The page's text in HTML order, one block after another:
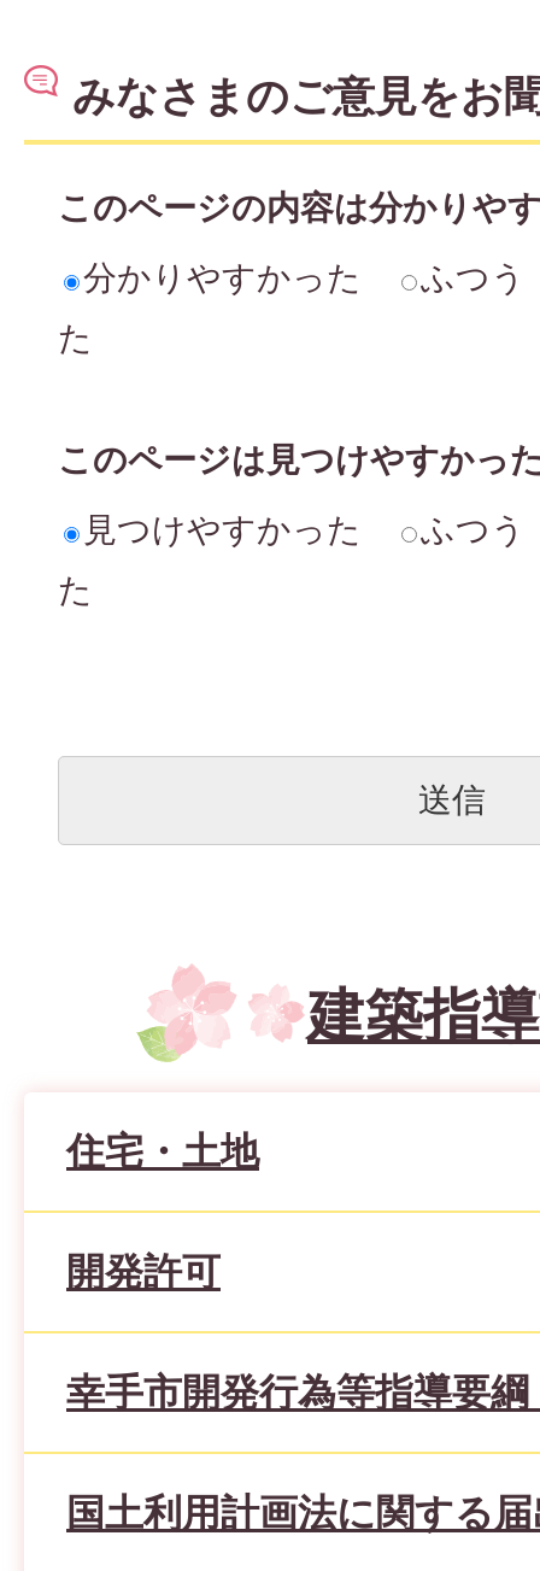
みなさまのご意見をお
このページの内容は分かりや
分かりやすかった
ふつう
た
このページは見つけやすかっ
見つけやすかった
ふつう
た
建築指
住宅・土地
開発許可
幸手市開発行為等指導要
国土利用計画法に関する